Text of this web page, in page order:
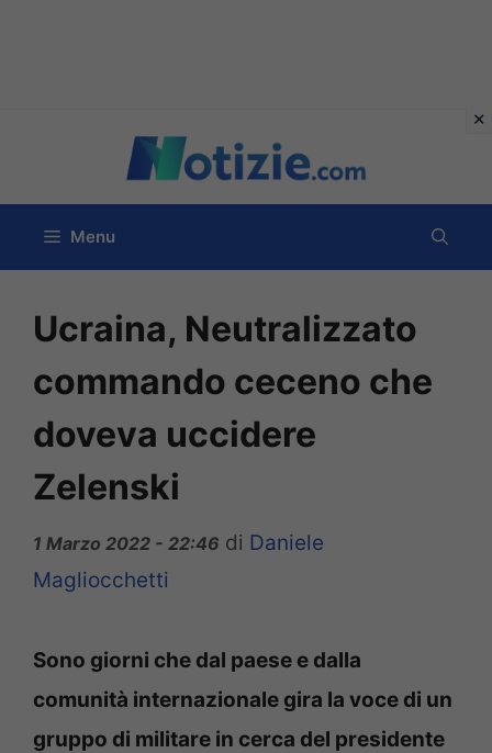
contenuto
Menu
Ucraina, Neutralizzato
commando ceceno che
doveva uccidere
Zelenski
1 Marzo 2022 - 22:46 di Daniele
Magliocchetti
Sono giorni che dal paese e dalla
comunità internazionale gira la voce di un
gruppo di militare in cerca del presidente